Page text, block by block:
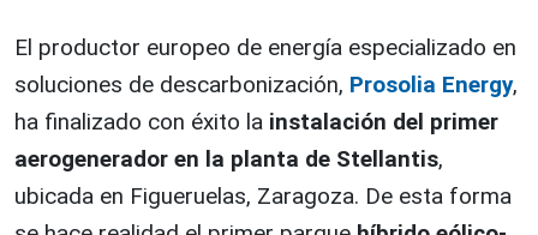
El productor europeo de energía especializado en
soluciones de descarbonización, Prosolia Energy,
ha finalizado con éxito la instalación del primer
aerogenerador en la planta de Stellantis,
ubicada en Figueruelas, Zaragoza. De esta forma